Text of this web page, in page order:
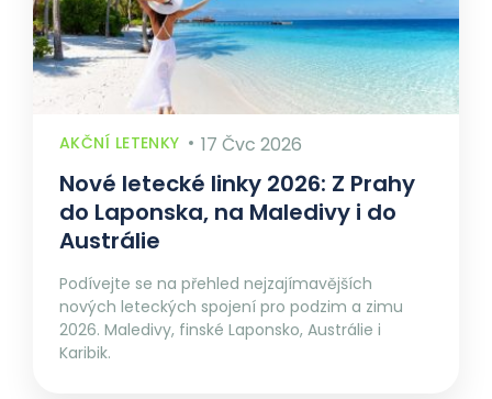
AKČNÍ LETENKY 17 Čvc 2026
Nové letecké linky 2026: Z Prahy
do Laponska, na Maledivy i do
Austrálie
Podívejte se na přehled nejzajímavějších
nových leteckých spojení pro podzim a zimu
2026. Maledivy, finské Laponsko, Austrálie i
Karibik.